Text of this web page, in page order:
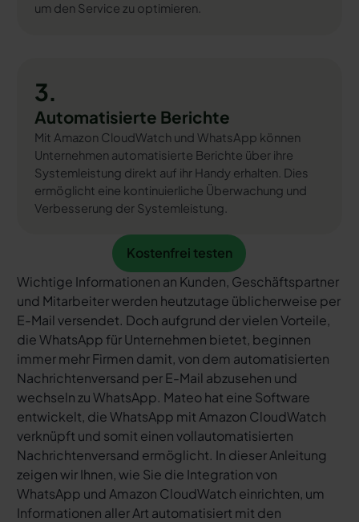
um den Service zu optimieren.
3.
Automatisierte Berichte
Mit Amazon CloudWatch und WhatsApp können
Unternehmen automatisierte Berichte über ihre
Systemleistung direkt auf ihr Handy erhalten. Dies
ermöglicht eine kontinuierliche Überwachung und
Verbesserung der Systemleistung.
Kostenfrei testen
Kostenfrei testen
Wichtige Informationen an Kunden, Geschäftspartner
und Mitarbeiter werden heutzutage üblicherweise per
E-Mail versendet. Doch aufgrund der vielen Vorteile,
die WhatsApp für Unternehmen bietet, beginnen
immer mehr Firmen damit, von dem automatisierten
Nachrichtenversand per E-Mail abzusehen und
wechseln zu WhatsApp. Mateo hat eine Software
entwickelt, die WhatsApp mit Amazon CloudWatch
verknüpft und somit einen vollautomatisierten
Nachrichtenversand ermöglicht. In dieser Anleitung
zeigen wir Ihnen, wie Sie die Integration von
WhatsApp und Amazon CloudWatch einrichten, um
Informationen aller Art automatisiert mit den